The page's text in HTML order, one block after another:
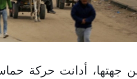
جهتها، أدانت حركة